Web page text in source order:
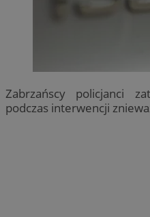
Zabrzańscy policjanci
podczas interwencji